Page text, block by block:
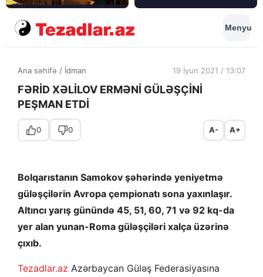
Menyu
Ana səhifə / İdman 19 İyun 2021 / 13:07
FƏRİD XƏLİLOV ERMƏNİ GÜLƏŞÇİNİ
PEŞMAN ETDİ
0 0 A- A+
Bolqarıstanın Samokov şəhərində yeniyetmə
güləşçilərin Avropa çempionatı sona yaxınlaşır.
Altıncı yarış günündə 45, 51, 60, 71 və 92 kq-da
yer alan yunan-Roma güləşçiləri xalça üzərinə
çıxıb.
Tezadlar.az Azərbaycan Güləş Federasiyasına